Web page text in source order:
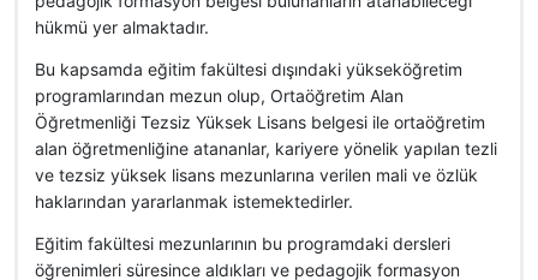
hükmü yer almaktadır.
Bu kapsamda eğitim fakültesi dışındaki yükseköğretim
programlarından mezun olup, Ortaöğretim Alan
Öğretmenliği Tezsiz Yüksek Lisans belgesi ile ortaöğretim
alan öğretmenliğine atananlar, kariyere yönelik yapılan tezli
ve tezsiz yüksek lisans mezunlarına verilen mali ve özlük
haklarından yararlanmak istemektedirler.
Eğitim fakültesi mezunlarının bu programdaki dersleri
öğrenimleri süresince aldıkları ve pedagojik formasyon